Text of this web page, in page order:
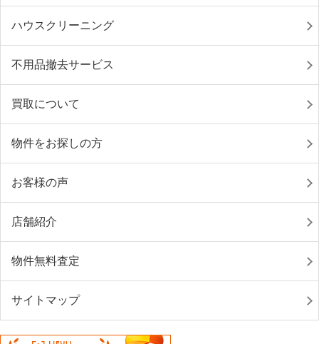
ハウスクリーニング
不用品撤去サービス
買取について
物件をお探しの方
お客様の声
店舗紹介
物件無料査定
サイトマップ